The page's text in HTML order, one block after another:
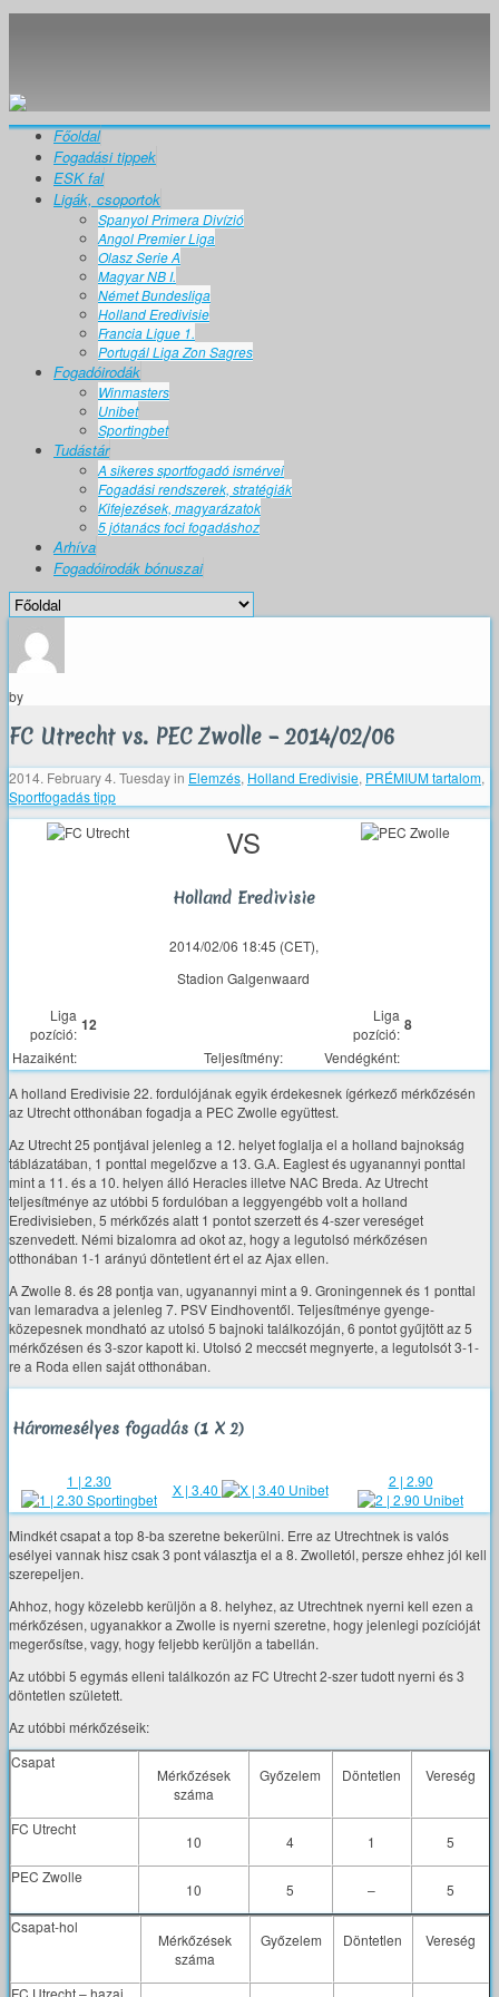
Főoldal
Fogadási tippek
ESK fal
Ligák, csoportok
Spanyol Primera Divízió
Angol Premier Liga
Olasz Serie A
Magyar NB I.
Német Bundesliga
Holland Eredivisie
Francia Ligue 1.
Portugál Liga Zon Sagres
Fogadóirodák
Winmasters
Unibet
Sportingbet
Tudástár
A sikeres sportfogadó ismérvei
Fogadási rendszerek, stratégiák
Kifejezések, magyarázatok
5 jótanács foci fogadáshoz
Arhíva
Fogadóirodák bónuszai
by
FC Utrecht vs. PEC Zwolle – 2014/02/06
2014. February 4. Tuesdayin Elemzés, Holland Eredivisie, PRÉMIUM tartalom,
Sportfogadás tipp
VS
Holland Eredivisie
2014/02/06 18:45 (CET),
Stadion Galgenwaard
Liga
pozíció: 12
Liga
pozíció: 8
Hazaiként: Teljesítmény:
Vendégként:
A holland Eredivisie 22. fordulójának egyik érdekesnek ígérkező mérkőzésén
az Utrecht otthonában fogadja a PEC Zwolle együttest.
Az Utrecht 25 pontjával jelenleg a 12. helyet foglalja el a holland bajnokság
táblázatában, 1 ponttal megelőzve a 13. G.A. Eaglest és ugyanannyi ponttal
mint a 11. és a 10. helyen álló Heracles illetve NAC Breda. Az Utrecht
teljesítménye az utóbbi 5 fordulóban a leggyengébb volt a holland
Eredivisieben, 5 mérkőzés alatt 1 pontot szerzett és 4-szer vereséget
szenvedett. Némi bizalomra ad okot az, hogy a legutolsó mérkőzésen
otthonában 1-1 arányú döntetlent ért el az Ajax ellen.
A Zwolle 8. és 28 pontja van, ugyanannyi mint a 9. Groningennek és 1 ponttal
van lemaradva a jelenleg 7. PSV Eindhoventől. Teljesítménye gyenge-
közepesnek mondható az utolsó 5 bajnoki találkozóján, 6 pontot gyűjtött az 5
mérkőzésen és 3-szor kapott ki. Utolsó 2 meccsét megnyerte, a legutolsót 3-1-
re a Roda ellen saját otthonában.
Háromesélyes fogadás (1 X 2)
1 | 2.30 X | 3.40 2 | 2.90
Mindkét csapat a top 8-ba szeretne bekerülni. Erre az Utrechtnek is valós
esélyei vannak hisz csak 3 pont választja el a 8. Zwolletól, persze ehhez jól kell
szerepeljen.
Ahhoz, hogy közelebb kerüljön a 8. helyhez, az Utrechtnek nyerni kell ezen a
mérkőzésen, ugyanakkor a Zwolle is nyerni szeretne, hogy jelenlegi pozícióját
megerősítse, vagy, hogy feljebb kerüljön a tabellán.
Az utóbbi 5 egymás elleni találkozón az FC Utrecht 2-szer tudott nyerni és 3
döntetlen született.
Az utóbbi mérkőzéseik:
Csapat
Mérkőzések
száma
Győzelem Döntetlen Vereség
FC Utrecht
10 4 1
5
PEC Zwolle
10 5 –
5
Csapat-hol
Mérkőzések
száma
Győzelem Döntetlen Vereség
FC Utrecht – hazai